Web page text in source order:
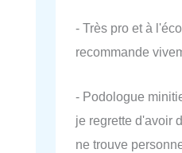
- Très pro et à
recommande
- Podologue
je regrette d'avoir
ne trouve